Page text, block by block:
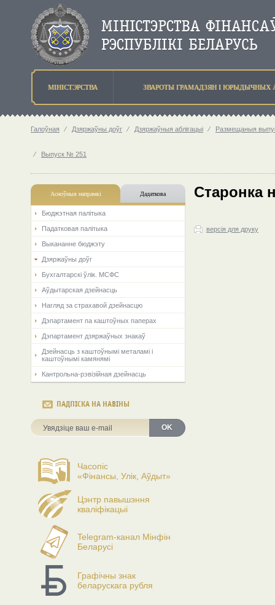
МIНIСТЭРСТВА ЗВАРОТЫ ГРАМАДЗЯН I ЮРЫДЫЧНЫХ
Галоўная ⁄ Дзяржаўны доўг ⁄ Дзяржаўныя аблігацыі ⁄ Размещаныя
⁄ Выпуск № 251
Асноўныя напрамкi Дадаткова
Бюджэтная палiтыка
Падатковая палітыка
Выкананне бюджэту
Дзяржаўны доўг
Бухгалтарскі ўлік. МСФС
Аўдытарская дзейнасць
Нагляд за страхавой дзейнасцю
Дэпартамент па каштоўных паперах
Дэпартамент дзяржаўных знакаў
Дзейнасць з каштоўнымі металамі і
каштоўнымі камянямі
Кантрольна-рэвізійная дзейнасць
ПАДПІСКА НА НАВІНЫ
OK
Часопіс
«Фінансы, Улік, Аўдыт»
Цэнтр павышэння
кваліфікацыі
Telegram-канал Мінфін
Беларусі
Графічны знак
беларускага рубля
Старонка
версія для друку